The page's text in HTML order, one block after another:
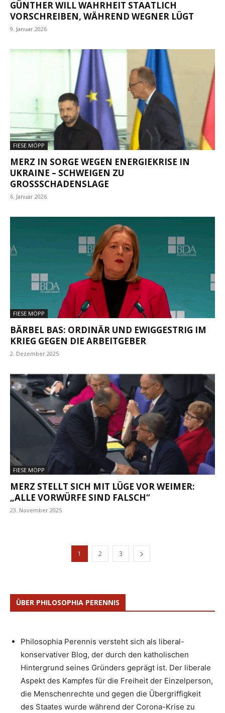
GÜNTHER WILL WAHRHEIT STAATLICH
VORSCHREIBEN, WÄHREND WEGNER LÜGT
9. Januar 2026
FIESE MÖPP
MERZ IN SORGE WEGEN ENERGIEKRISE IN
UKRAINE – SCHWEIGEN ZU
GROSSSCHADENSLAGE
6. Januar 2026
FIESE MÖPP
BÄRBEL BAS: ORDINÄR UND EWIGGESTRIG IM
KRIEG GEGEN DIE ARBEITGEBER
2. Dezember 2025
FIESE MÖPP
MERZ STELLT SICH MIT LÜGE VOR WEIMER:
„ALLE VORWÜRFE SIND FALSCH“
23. November 2025
1 2 3
ÜBER PHILOSOPHIA PERENNIS
Philosophia Perennis versteht sich als liberal-
konservativer Blog, der durch den katholischen
Hintergrund seines Gründers geprägt ist. Der liberale
Aspekt des Kampfes für die Freiheit der Einzelperson,
die Menschenrechte und gegen die Übergriffigkeit
des Staates wurde während der Corona-Krise zu